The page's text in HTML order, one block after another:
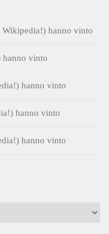
hanno vinto
hanno vinto
hanno vinto
hanno vinto
hanno vinto